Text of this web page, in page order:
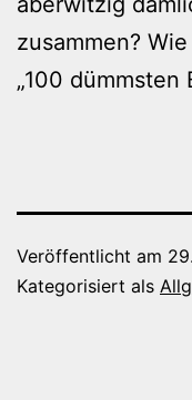
zusammen?
„100 dümmsten
Veröffentlicht am
Kategorisiert als